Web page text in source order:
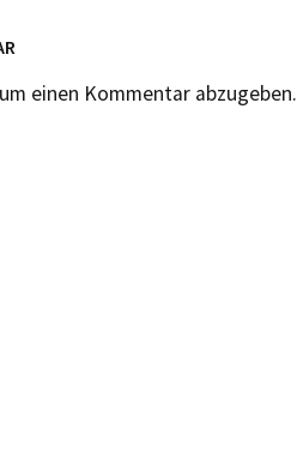
einen Kommentar abzugeben.